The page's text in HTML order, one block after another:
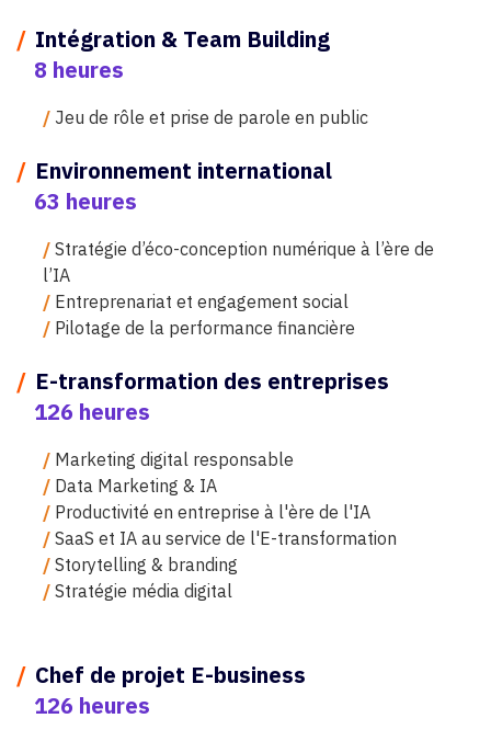
/ Intégration & Team Building
8 heures
/ Jeu de rôle et prise de parole en public
/ Environnement international
63 heures
/ Stratégie d’éco-conception numérique à l’ère de
l’IA
/ Entreprenariat et engagement social
/ Pilotage de la performance financière
/ E-transformation des entreprises
126 heures
/ Marketing digital responsable
/ Data Marketing & IA
/ Productivité en entreprise à l'ère de l'IA
/ SaaS et IA au service de l'E-transformation
/ Storytelling & branding
/ Stratégie média digital
/ Chef de projet E-business
126 heures